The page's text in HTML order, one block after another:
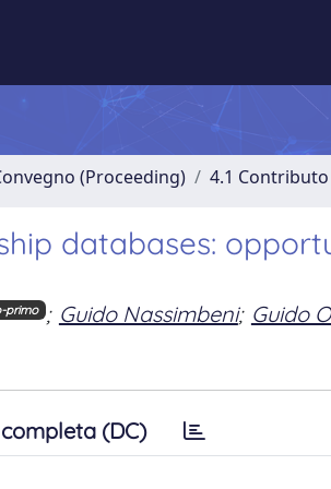
(Proceeding) 4.1
databases:
primo ; Guido Nassimbeni; Guido
(DC)